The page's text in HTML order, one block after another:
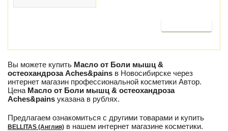
Вы можете купить Масло от Боли мышц &
остеохандроза Aches&pains в Новосибирске через
интернет магазин профессиональной косметики Автор.
Цена Масло от Боли мышц & остеохандроза
Aches&pains указана в рублях.
Предлагаем ознакомиться с другими товарами и купить
BELLITAS (Англия) в нашем интернет магазине косметики.